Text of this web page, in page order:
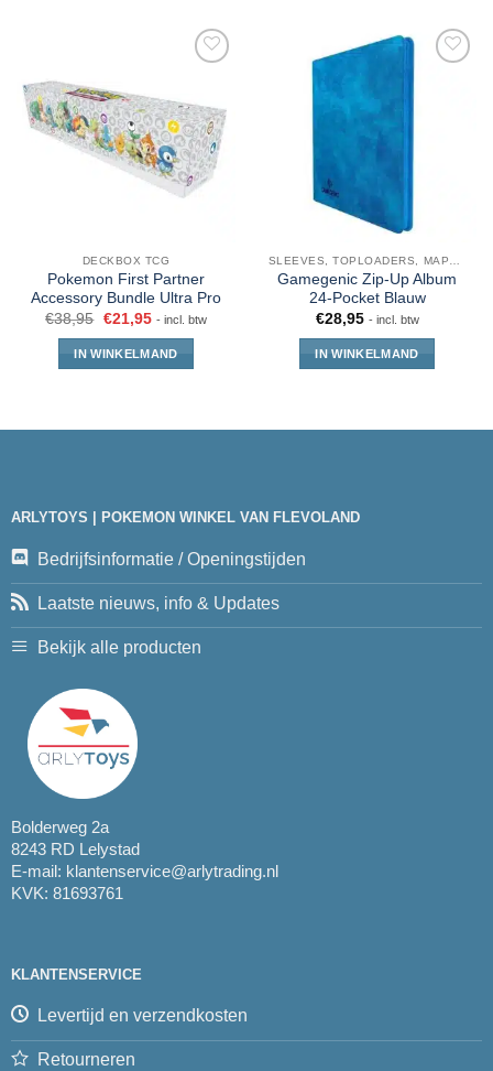
DECKBOX TCG
Pokemon First Partner
Accessory Bundle Ultra Pro
€38,95 €21,95 - incl. btw
IN WINKELMAND
Gamegenic Zip-Up Album
24-Pocket Blauw
€28,95 - incl. btw
IN WINKELMAND
ARLYTOYS | POKEMON WINKEL VAN FLEVOLAND
Bedrijfsinformatie / Openingstijden
Laatste nieuws, info & Updates
Bekijk alle producten
Bolderweg 2a
8243 RD Lelystad
E-mail: klantenservice@arlytrading.nl
KVK: 81693761
KLANTENSERVICE
Levertijd en verzendkosten
Retourneren